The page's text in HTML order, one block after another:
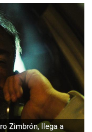
Zimbrón, llega a